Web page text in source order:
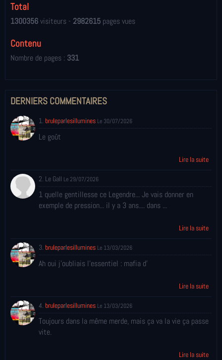
Total
1300356visiteurs - 2982615 pages vues
Contenu
Nombre de pages : 331
DERNIERS COMMENTAIRES
1. bruleparlesillumines Le 30/07/2026
Le goût
Lire la suite
2. Le Gall Le 29/07/2026
1 quelle gentillesse ce Legendre... Je vais donner en
exemple de pression... il y a 3 ans.... dans ...
Lire la suite
3. bruleparlesillumines Le 13/03/2026
Ah oui j'oubliais l'essentiel : mafia d'
Lire la suite
4. bruleparlesillumines Le 13/03/2026
Toujours dans la même merde, mais ça va la vie ça passe
vite.
Lire la suite